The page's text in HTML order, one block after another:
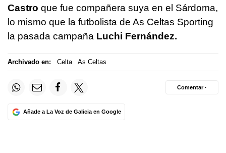
Castro que fue compañera suya en el Sárdoma,
lo mismo que la futbolista de As Celtas Sporting
la pasada campaña Luchi Fernández.
Archivado en: Celta As Celtas
Añade a La Voz de Galicia en Google
Comentar ·